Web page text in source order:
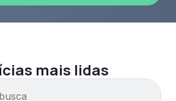
mais lidas